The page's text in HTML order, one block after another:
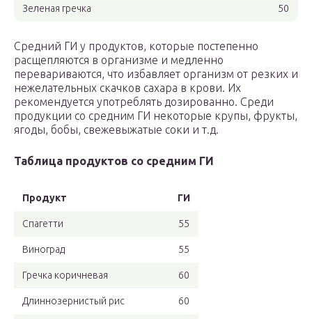
Зеленая гречка 50
Средний ГИ у продуктов, которые постепенно
расщепляются в организме и медленно
перевариваются, что избавляет организм от резких и
нежелательных скачков сахара в крови. Их
рекомендуется употреблять дозированно. Среди
продукции со средним ГИ некоторые крупы, фрукты,
ягоды, бобы, свежевыжатые соки и т.д.
Таблица продуктов со средним ГИ
Продукт ГИ
Спагетти 55
Виноград 55
Гречка коричневая 60
Длиннозернистый рис 60